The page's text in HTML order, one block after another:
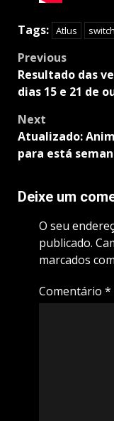
Tags: Atlus switch
Post
Previous
Resultado das
dias 15 e 21 de
Next
Atualizado:
para está
Deixe um
O seu
publicado.
marcados com
Comentário *